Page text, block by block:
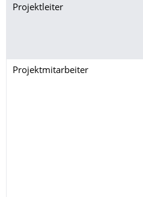
Projektleiter
Projektmitarbeiter